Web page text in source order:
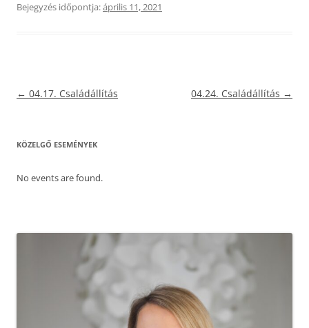
Bejegyzés időpontja:április 11, 2021
Bejegyzés
← 04.17. Családállítás 04.24. Családállítás →
KÖZELGŐ ESEMÉNYEK
No events are found.